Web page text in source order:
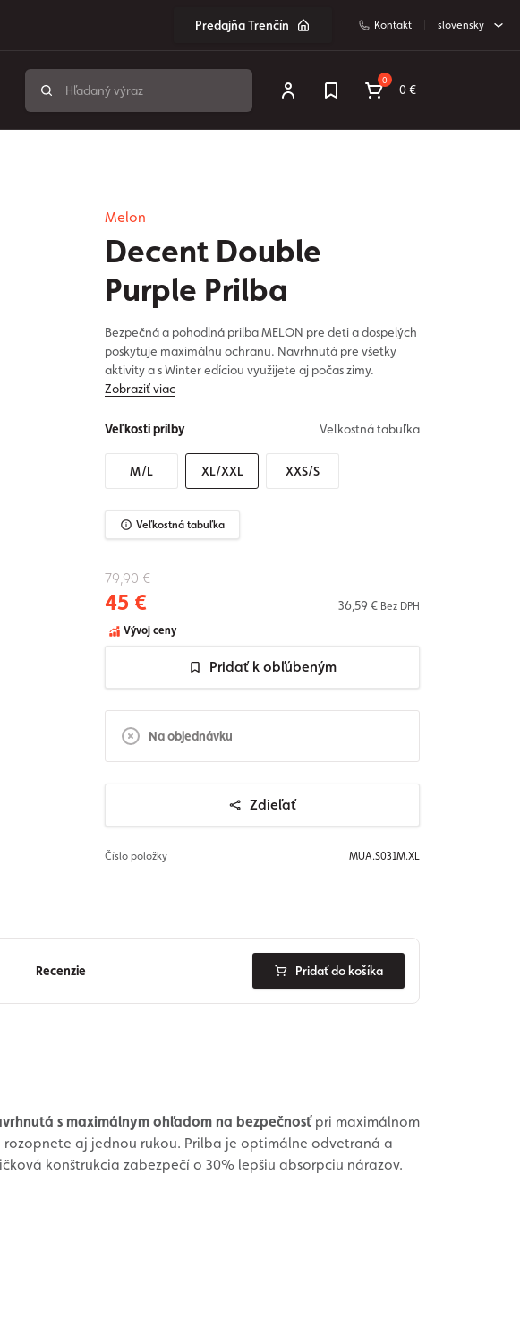
Predajňa Trenčín Kontakt slovensky
0
0 €
Melon
Decent Double
Purple Prilba
Bezpečná a pohodlná prilba MELON pre deti a dospelých
poskytuje maximálnu ochranu. Navrhnutá pre všetky
aktivity a s Winter edíciou využijete aj počas zimy.
Zobraziť viac
Veľkosti prilby Veľkostná tabuľka
M/L XL/XXL XXS/S
Veľkostná tabuľka
79,90 €
45 € 36,59 € Bez DPH
Vývoj ceny
Pridať k obľúbeným
Na objednávku
Zdieľať
Číslo položky MUA.S031M.XL
Recenzie Pridať do košíka
s maximálnym ohľadom na bezpečnosťpri maximálnom
aj jednou rukou. Prilba je optimálne odvetraná a
konštrukcia zabezpečí o 30% lepšiu absorpciu nárazov.